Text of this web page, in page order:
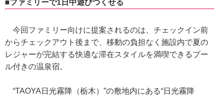
■ファミリーで1日中遊びつくせる
今回ファミリー向けに提案されるのは、チェックイン前
からチェックアウト後まで、移動の負担なく施設内で夏の
レジャーが完結する快適な滞在スタイルを満喫できるプー
ル付きの温泉宿。
“TAOYA日光霧降（栃木）”の敷地内にある“日光霧降